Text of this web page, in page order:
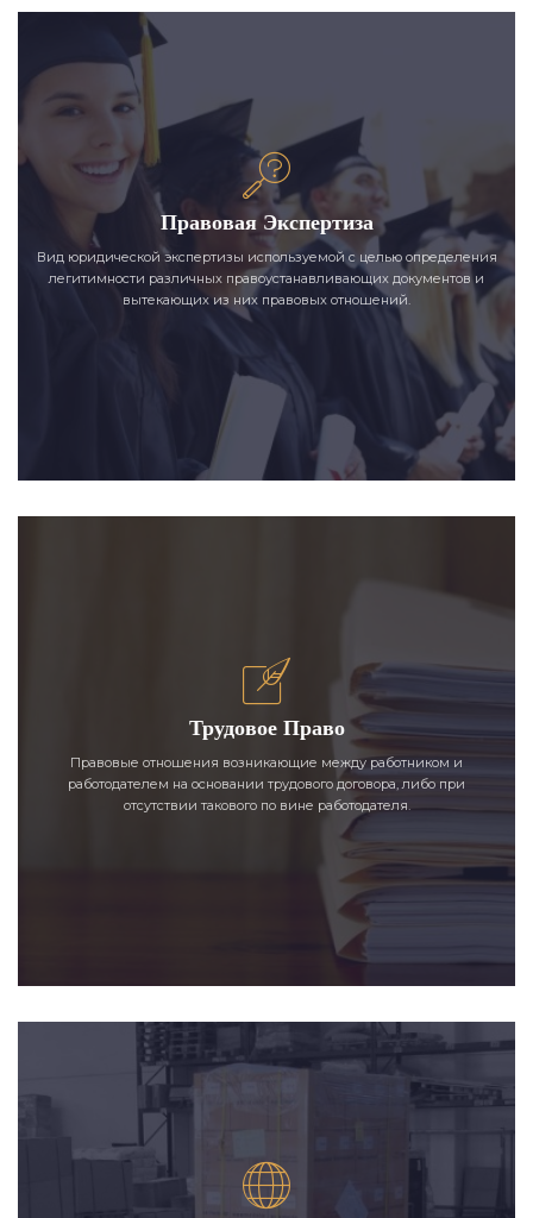
Правовая Экспертиза
Вид юридической экспертизы используемой с целью определения
легитимности различных правоустанавливающих документов и
вытекающих из них правовых отношений.
Трудовое Право
Правовые отношения возникающие между работником и
работодателем на основании трудового договора, либо при
отсутствии такового по вине работодателя.